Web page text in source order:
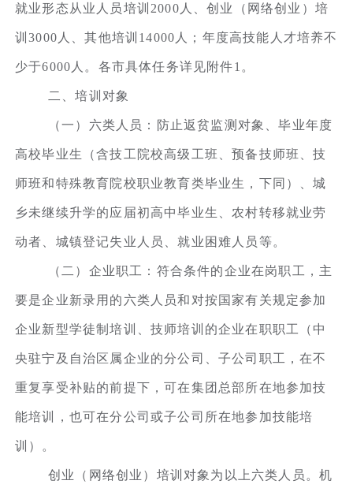
就业形态从业人员培训2000人、创业（网络创业）培
训3000人、其他培训14000人；年度高技能人才培养不
少于6000人。各市具体任务详见附件1。
二、培训对象
（一）六类人员：防止返贫监测对象、毕业年度
高校毕业生（含技工院校高级工班、预备技师班、技
师班和特殊教育院校职业教育类毕业生，下同）、城
乡未继续升学的应届初高中毕业生、农村转移就业劳
动者、城镇登记失业人员、就业困难人员等。
（二）企业职工：符合条件的企业在岗职工，主
要是企业新录用的六类人员和对按国家有关规定参加
企业新型学徒制培训、技师培训的企业在职职工（中
央驻宁及自治区属企业的分公司、子公司职工，在不
重复享受补贴的前提下，可在集团总部所在地参加技
能培训，也可在分公司或子公司所在地参加技能培
训）。
创业（网络创业）培训对象为以上六类人员。机